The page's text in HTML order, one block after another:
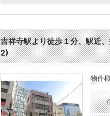
吉祥寺駅より徒歩１分、駅近
2)
物件